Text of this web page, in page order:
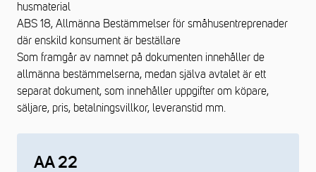
husmaterial
ABS 18, Allmänna Bestämmelser för småhusentreprenader
där enskild konsument är beställare
Som framgår av namnet på dokumenten innehåller de
allmänna bestämmelserna, medan själva avtalet är ett
separat dokument, som innehåller uppgifter om köpare,
säljare, pris, betalningsvillkor, leveranstid mm.
AA 22